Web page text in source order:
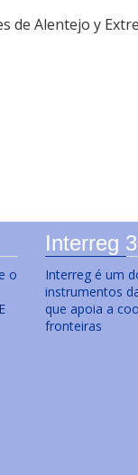
Alentejo y
o
Interreg
Interreg é um
instrumentos
que apoia a
fronteiras